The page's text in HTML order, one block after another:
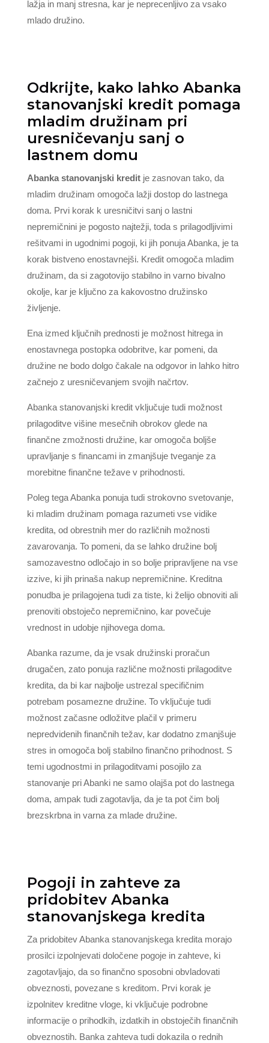
lažja in manj stresna, kar je neprecenljivo za vsako
mlado družino.
Odkrijte, kako lahko Abanka
stanovanjski kredit pomaga
mladim družinam pri
uresničevanju sanj o
lastnem domu
Abanka stanovanjski kreditje zasnovan tako, da
mladim družinam omogoča lažji dostop do lastnega
doma. Prvi korak k uresničitvi sanj o lastni
nepremičnini je pogosto najtežji, toda s prilagodljivimi
rešitvami in ugodnimi pogoji, ki jih ponuja Abanka, je ta
korak bistveno enostavnejši. Kredit omogoča mladim
družinam, da si zagotovijo stabilno in varno bivalno
okolje, kar je ključno za kakovostno družinsko
življenje.
Ena izmed ključnih prednosti je možnost hitrega in
enostavnega postopka odobritve, kar pomeni, da
družine ne bodo dolgo čakale na odgovor in lahko hitro
začnejo z uresničevanjem svojih načrtov.
Abanka stanovanjski kredit vključuje tudi možnost
prilagoditve višine mesečnih obrokov glede na
finančne zmožnosti družine, kar omogoča boljše
upravljanje s financami in zmanjšuje tveganje za
morebitne finančne težave v prihodnosti.
Poleg tega Abanka ponuja tudi strokovno svetovanje,
ki mladim družinam pomaga razumeti vse vidike
kredita, od obrestnih mer do različnih možnosti
zavarovanja. To pomeni, da se lahko družine bolj
samozavestno odločajo in so bolje pripravljene na vse
izzive, ki jih prinaša nakup nepremičnine. Kreditna
ponudba je prilagojena tudi za tiste, ki želijo obnoviti ali
prenoviti obstoječo nepremičnino, kar povečuje
vrednost in udobje njihovega doma.
Abanka razume, da je vsak družinski proračun
drugačen, zato ponuja različne možnosti prilagoditve
kredita, da bi kar najbolje ustrezal specifičnim
potrebam posamezne družine. To vključuje tudi
možnost začasne odložitve plačil v primeru
nepredvidenih finančnih težav, kar dodatno zmanjšuje
stres in omogoča bolj stabilno finančno prihodnost. S
temi ugodnostmi in prilagoditvami posojilo za
stanovanje pri Abanki ne samo olajša pot do lastnega
doma, ampak tudi zagotavlja, da je ta pot čim bolj
brezskrbna in varna za mlade družine.
Pogoji in zahteve za
pridobitev Abanka
stanovanjskega kredita
Za pridobitev Abanka stanovanjskega kredita morajo
prosilci izpolnjevati določene pogoje in zahteve, ki
zagotavljajo, da so finančno sposobni obvladovati
obveznosti, povezane s kreditom. Prvi korak je
izpolnitev kreditne vloge, ki vključuje podrobne
informacije o prihodkih, izdatkih in obstoječih finančnih
obveznostih. Banka zahteva tudi dokazila o rednih